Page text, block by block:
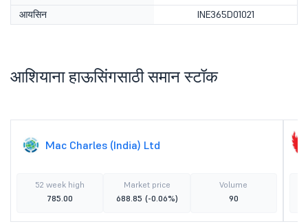
आयसिन
INE365D01021
आशियाना हाऊसिंगसाठी समान स्टॉक
Mac Charles (India) Ltd
52 week high
785.00
Market price
688.85 (-0.06%)
Volume
90